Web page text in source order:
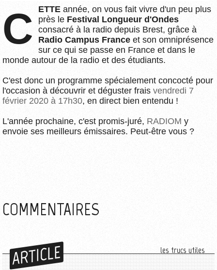
CETTE année, on vous fait vivre d'un peu plus
près le Festival Longueur d'Ondes
consacré à la radio depuis Brest, grâce à
Radio Campus France et son omniprésence
sur ce qui se passe en France et dans le
monde autour de la radio et des étudiants.
C'est donc un programme spécialement concocté pour
l'occasion à découvrir et déguster frais vendredi 7
février 2020 à 17h30, en direct bien entendu !
L'année prochaine, c'est promis-juré, RADIOM y
envoie ses meilleurs émissaires. Peut-être vous ?
COMMENTAIRES
ARTICLE les trucs utiles